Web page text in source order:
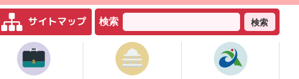
サイトマップ 検索 検索